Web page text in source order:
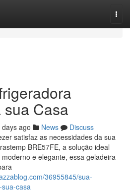
Casa
ago News
Discuss
satisfaz as necessidades da sua
BRE57FE, a solução ideal
e elegante, essa geladeira
36955845/sua-
casa